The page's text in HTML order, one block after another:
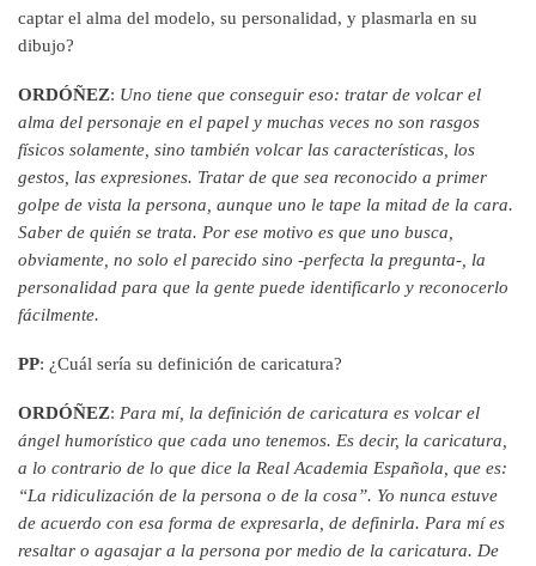
captar el alma del modelo, su personalidad, y plasmarla en su
dibujo?
ORDÓÑEZ: Uno tiene que conseguir eso: tratar de volcar el
alma del personaje en el papel y muchas veces no son rasgos
físicos solamente, sino también volcar las características, los
gestos, las expresiones. Tratar de que sea reconocido a primer
golpe de vista la persona, aunque uno le tape la mitad de la cara.
Saber de quién se trata. Por ese motivo es que uno busca,
obviamente, no solo el parecido sino -perfecta la pregunta-, la
personalidad para que la gente puede identificarlo y reconocerlo
fácilmente.
PP: ¿Cuál sería su definición de caricatura?
ORDÓÑEZ: Para mí, la definición de caricatura es volcar el
ángel humorístico que cada uno tenemos. Es decir, la caricatura,
a lo contrario de lo que dice la Real Academia Española, que es:
“La ridiculización de la persona o de la cosa”. Yo nunca estuve
de acuerdo con esa forma de expresarla, de definirla. Para mí es
resaltar o agasajar a la persona por medio de la caricatura. De